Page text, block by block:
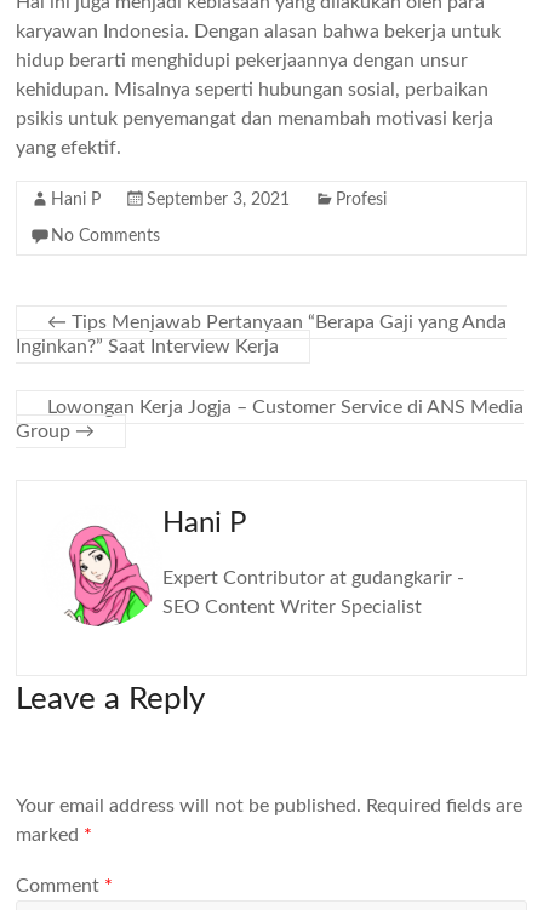
karyawan Indonesia. Dengan alasan bahwa bekerja untuk
hidup berarti menghidupi pekerjaannya dengan unsur
kehidupan. Misalnya seperti hubungan sosial, perbaikan
psikis untuk penyemangat dan menambah motivasi kerja
yang efektif.
Hani P September 3, 2021 Profesi
No Comments
← Tips Menjawab Pertanyaan “Berapa Gaji yang Anda
Inginkan?” Saat Interview Kerja
Lowongan Kerja Jogja – Customer Service di ANS Media
Group →
Hani P
Expert Contributor at gudangkarir -
SEO Content Writer Specialist
Leave a Reply
Your email address will not be published. Required fields are
marked *
Comment *